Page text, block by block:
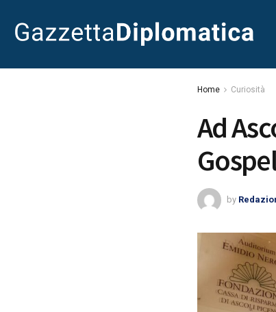
Home Curiosità
Ad
by